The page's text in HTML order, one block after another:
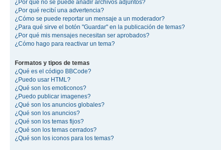
¿Por qué no se puede añadir archivos adjuntos?
¿Por qué recibí una advertencia?
¿Cómo se puede reportar un mensaje a un moderador?
¿Para qué sirve el botón "Guardar" en la publicación de temas?
¿Por qué mis mensajes necesitan ser aprobados?
¿Cómo hago para reactivar un tema?
Formatos y tipos de temas
¿Qué es el código BBCode?
¿Puedo usar HTML?
¿Qué son los emoticonos?
¿Puedo publicar imagenes?
¿Qué son los anuncios globales?
¿Qué son los anuncios?
¿Qué son los temas fijos?
¿Qué son los temas cerrados?
¿Qué son los iconos para los temas?